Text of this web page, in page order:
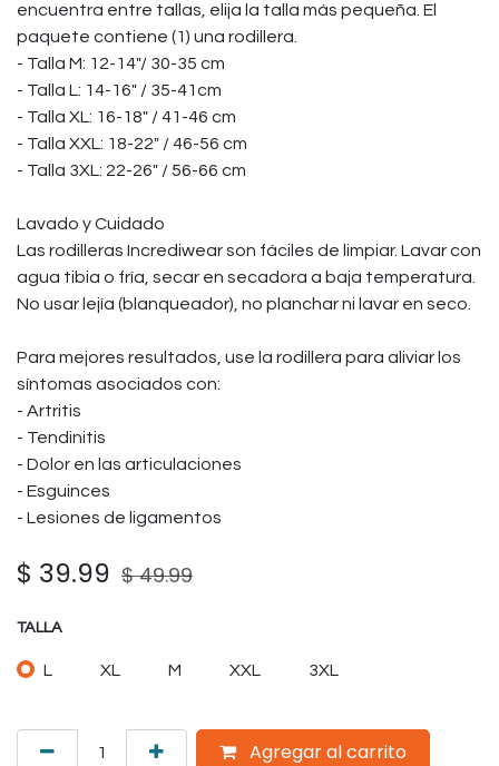
encuentra entre tallas, elija la talla más pequeña. El
paquete contiene (1) una rodillera.
- Talla M: 12-14"/ 30-35 cm
- Talla L: 14-16" / 35-41cm
- Talla XL: 16-18" / 41-46 cm
- Talla XXL: 18-22" / 46-56 cm
- Talla 3XL: 22-26" / 56-66 cm
Lavado y Cuidado
Las rodilleras Incrediwear son fáciles de limpiar. Lavar con
agua tibia o fría, secar en secadora a baja temperatura.
No usar lejía (blanqueador), no planchar ni lavar en seco.
Para mejores resultados, use la rodillera para aliviar los
síntomas asociados con:
- Artritis
- Tendinitis
- Dolor en las articulaciones
- Esguinces
- Lesiones de ligamentos
$ 39.99 $49.99
TALLA
L XL M XXL 3XL
Agregar al carrito